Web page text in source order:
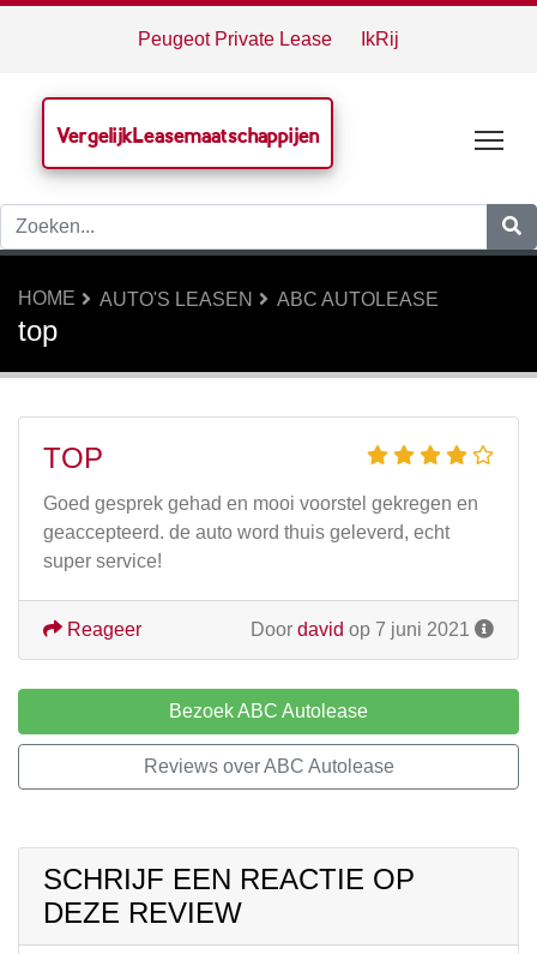
Peugeot Private Lease IkRij
VergelijkLeasemaatschappijen
HOME AUTO'S LEASEN ABC AUTOLEASE
top
TOP
Goed gesprek gehad en mooi voorstel gekregen en
geaccepteerd. de auto word thuis geleverd, echt
super service!
Door david op 7 juni 2021
Reageer
Bezoek ABC Autolease
Reviews over ABC Autolease
SCHRIJF EEN REACTIE OP
DEZE REVIEW